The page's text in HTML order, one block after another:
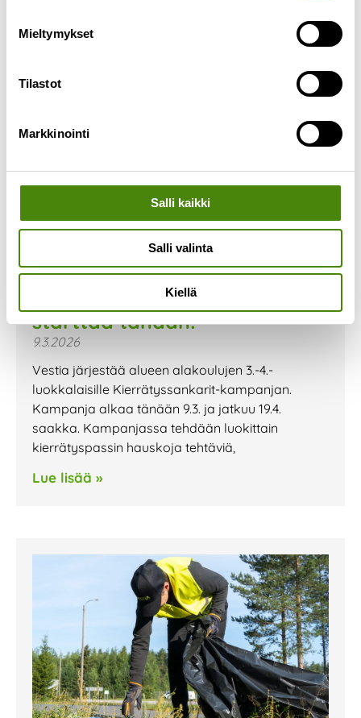
Mieltymykset
Tilastot
Markkinointi
Salli kaikki
Salli valinta
Kiellä
Kierrätyssankarit- kampanja
starttaa tänään!
9.3.2026
Vestia järjestää alueen alakoulujen 3.-4.-
luokkalaisille Kierrätyssankarit-kampanjan.
Kampanja alkaa tänään 9.3. ja jatkuu 19.4.
saakka. Kampanjassa tehdään luokittain
kierrätyspassin hauskoja tehtäviä,
Lue lisää »